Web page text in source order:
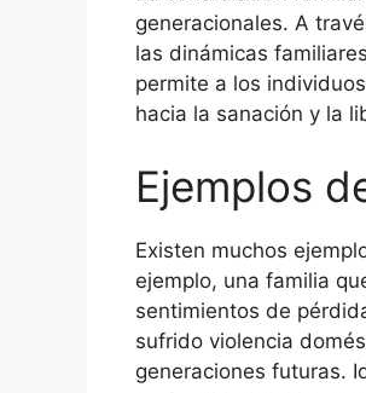
generacionales. A
las dinámicas
permite a los
hacia la sanación y la
Ejemplos
Existen muchos
ejemplo, una familia
sentimientos de
sufrido violencia
generaciones futuras.